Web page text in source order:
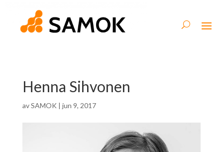
Henna Sihvonen
avSAMOK | jun 9, 2017